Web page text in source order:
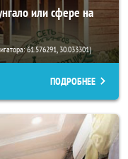
или сфере на
61.576291, 30.033301)
ПОДРОБНЕЕ